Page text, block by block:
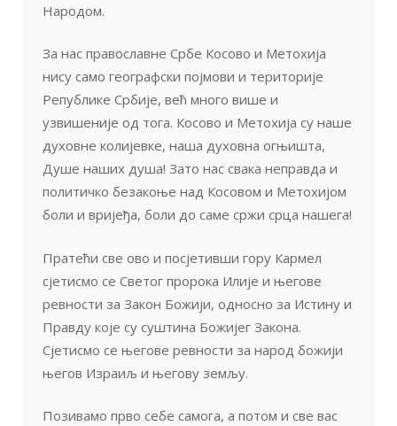
Народом.
За нас православне Србе Косово и Метохија
нису само географски појмови и територије
Републике Србије, већ много више и
узвишеније од тога. Косово и Метохија су наше
духовне колијевке, наша духовна огњишта,
Душе наших душа! Зато нас свака неправда и
политичко безакоње над Косовом и Метохијом
боли и вријеђа, боли до саме сржи срца нашега!
Пратећи све ово и посјетивши гору Кармел
сјетисмо се Светог пророка Илије и његове
ревности за Закон Божији, односно за Истину и
Правду које су суштина Божијег Закона.
Сјетисмо се његове ревности за народ божији
његов Израиљ и његову земљу.
Позивамо прво себе самога, а потом и све вас